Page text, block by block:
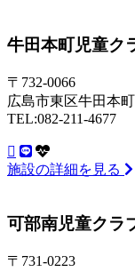
牛田本町児童ク
〒732-0066
広島市東区牛田本
TEL:082-211-4677
施設の詳細を見る
可部南児童クラ
〒731-0223